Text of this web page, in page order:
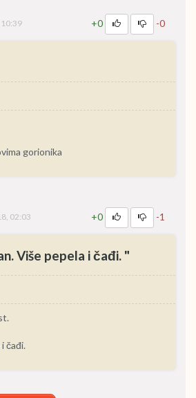
+0 -0
gorionika
02:03 +0 -1
Više pepela i čađi. "
čađi.